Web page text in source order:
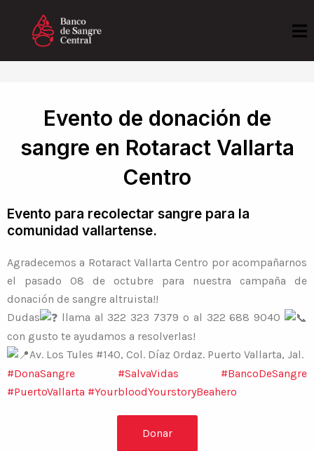
contenido
Evento de donación de
sangre en Rotaract Vallarta
Centro
Evento para recolectar sangre para la
comunidad vallartense.
Agradecemos a Rotaract Vallarta Centro por acompañarnos
el pasado 08 de octubre para nuestra campaña de
donación de sangre altruista!!
Dudas
llama al 322 323 7379 o al 322 688 9040
con gusto te ayudamos a resolverlas!
Av. Los Tules #140, Col. Díaz Ordaz. Puerto Vallarta, Jal.
#DonaSangre
#SalvaVidas
#BancoDeSangre
#PuertoVallarta #YourbloodYourstoryBeahero
Donar